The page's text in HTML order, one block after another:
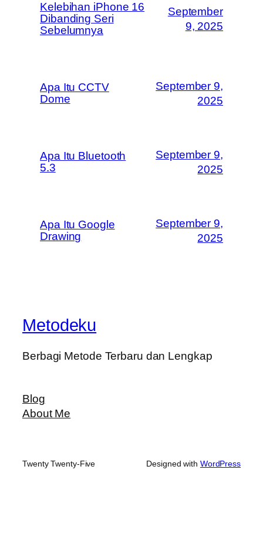
Kelebihan iPhone 16
Dibanding Seri
Sebelumnya
September
9, 2025
Apa Itu CCTV
Dome
September 9,
2025
Apa Itu Bluetooth
5.3
September 9,
2025
Apa Itu Google
Drawing
September 9,
2025
Metodeku
Berbagi Metode Terbaru dan Lengkap
Blog
About Me
Twenty Twenty-Five Designed with WordPress